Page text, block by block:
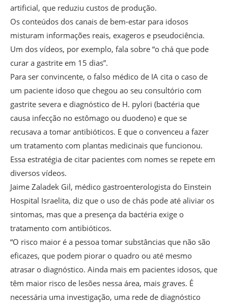
artificial, que reduziu custos de produção.
Os conteúdos dos canais de bem-estar para idosos
misturam informações reais, exageros e pseudociência.
Um dos vídeos, por exemplo, fala sobre “o chá que pode
curar a gastrite em 15 dias”.
Para ser convincente, o falso médico de IA cita o caso de
um paciente idoso que chegou ao seu consultório com
gastrite severa e diagnóstico de H. pylori (bactéria que
causa infecção no estômago ou duodeno) e que se
recusava a tomar antibióticos. E que o convenceu a fazer
um tratamento com plantas medicinais que funcionou.
Essa estratégia de citar pacientes com nomes se repete em
diversos vídeos.
Jaime Zaladek Gil, médico gastroenterologista do Einstein
Hospital Israelita, diz que o uso de chás pode até aliviar os
sintomas, mas que a presença da bactéria exige o
tratamento com antibióticos.
“O risco maior é a pessoa tomar substâncias que não são
eficazes, que podem piorar o quadro ou até mesmo
atrasar o diagnóstico. Ainda mais em pacientes idosos, que
têm maior risco de lesões nessa área, mais graves. É
necessária uma investigação, uma rede de diagnóstico